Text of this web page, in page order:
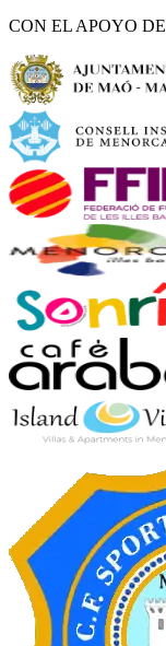
CON EL APOYO DE